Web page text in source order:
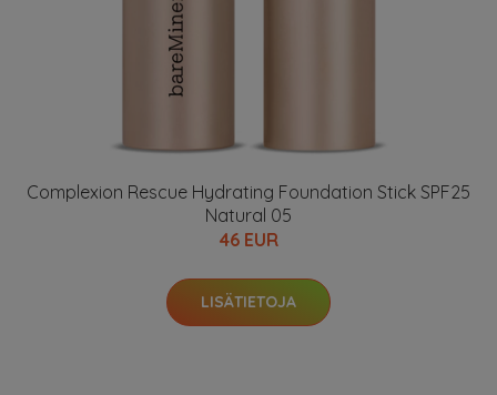
Complexion Rescue Hydrating Foundation Stick SPF25
Natural 05
46 EUR
LISÄTIETOJA